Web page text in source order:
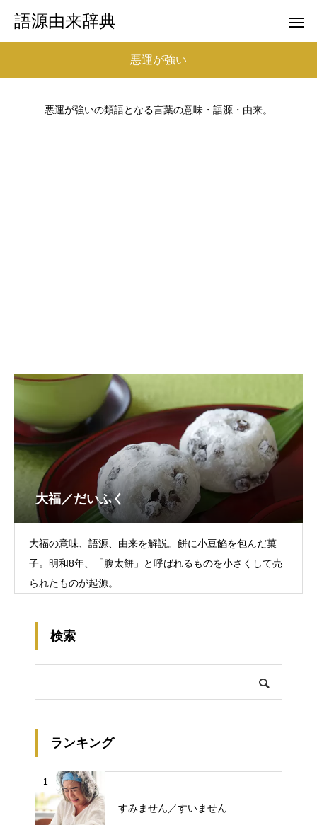
語源由来辞典
悪運が強い
悪運が強いの類語となる言葉の意味・語源・由来。
大福／だいふく
大福の意味、語源、由来を解説。餅に小豆餡を包んだ菓
子。明和8年、「腹太餅」と呼ばれるものを小さくして売
られたものが起源。
検索
ランキング
1
すみません／すいません